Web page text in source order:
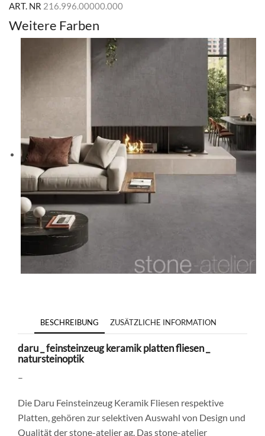
ART. NR 216.996.00000.000
Weitere Farben
BESCHREIBUNG ZUSÄTZLICHE INFORMATION
daru _ feinsteinzeug keramik platten fliesen _
natursteinoptik
–
Die Daru Feinsteinzeug Keramik Fliesen respektive
Platten, gehören zur selektiven Auswahl von Design und
Qualität der stone-atelier ag. Das stone-atelier